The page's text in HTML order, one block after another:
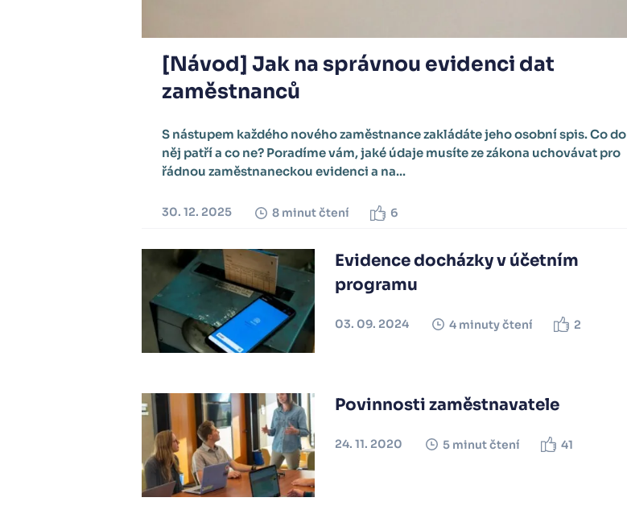
[Návod] Jak na správnou evidenci dat
zaměstnanců
S nástupem každého nového zaměstnance zakládáte jeho osobní spis. Co do
něj patří a co ne? Poradíme vám, jaké údaje musíte ze zákona uchovávat pro
řádnou zaměstnaneckou evidenci a na...
30. 12. 2025 8 minut čtení 6
Evidence docházky v účetním
programu
03. 09. 2024 4 minuty čtení 2
Povinnosti zaměstnavatele
24. 11. 2020 5 minut čtení 41